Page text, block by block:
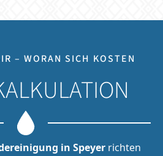
– WORAN SICH KOSTEN
in Speyer richten